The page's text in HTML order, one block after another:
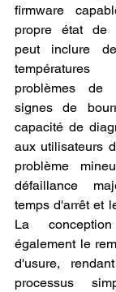
firmware
propre état de
peut inclure
problèmes de
signes de
capacité de
aux utilisateurs
problème
défaillance
temps d'arrêt et
La
également le
d'usure,
processus